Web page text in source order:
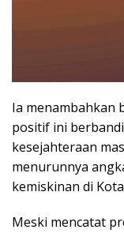
Ia menambahkan
positif ini
kesejahteraan
menurunnya
kemiskinan di
Meski mencatat